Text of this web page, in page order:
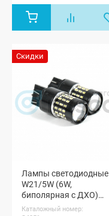
Скидки
Лампы светодиодные
W21/5W (6W,
биполярная с ДХО)
(S4051)
Каталожный номер: